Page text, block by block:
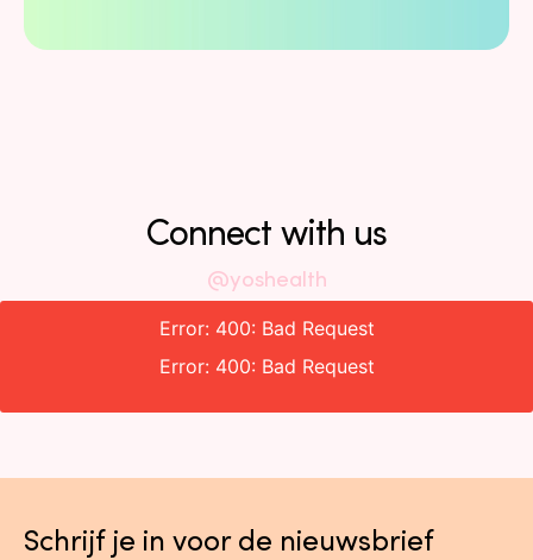
Connect with us
@yoshealth
Error: 400: Bad Request
Error: 400: Bad Request
Schrijf je in voor de nieuwsbrief